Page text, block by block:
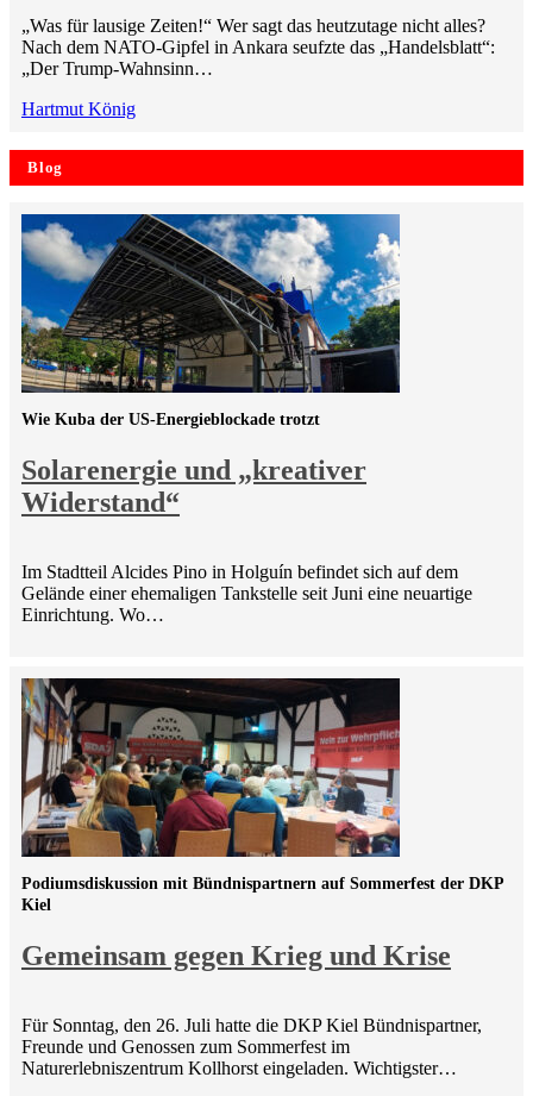
„Was für lausige Zeiten!“ Wer sagt das heutzutage nicht alles?
Nach dem NATO-Gipfel in Ankara seufzte das „Handelsblatt“:
„Der Trump-Wahnsinn…
Hartmut König
Blog
Solarenergie und „kreativer
Widerstand“
Wie Kuba der US-Energieblockade trotzt
Im Stadtteil Alcides Pino in Holguín befindet sich auf dem
Gelände einer ehemaligen Tankstelle seit Juni eine neuartige
Einrichtung. Wo…
Gemeinsam gegen Krieg und Krise
Podiumsdiskussion mit Bündnispartnern auf Sommerfest der DKP
Kiel
Für Sonntag, den 26. Juli hatte die DKP Kiel Bündnispartner,
Freunde und Genossen zum Sommerfest im
Naturerlebniszentrum Kollhorst eingeladen. Wichtigster…